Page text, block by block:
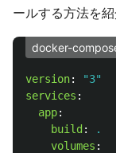
ールする方法を紹
docker-
version: "3"
services :
app:
build :
.
volumes :